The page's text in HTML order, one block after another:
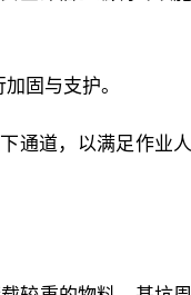
固与支护。
通道，以满足作业